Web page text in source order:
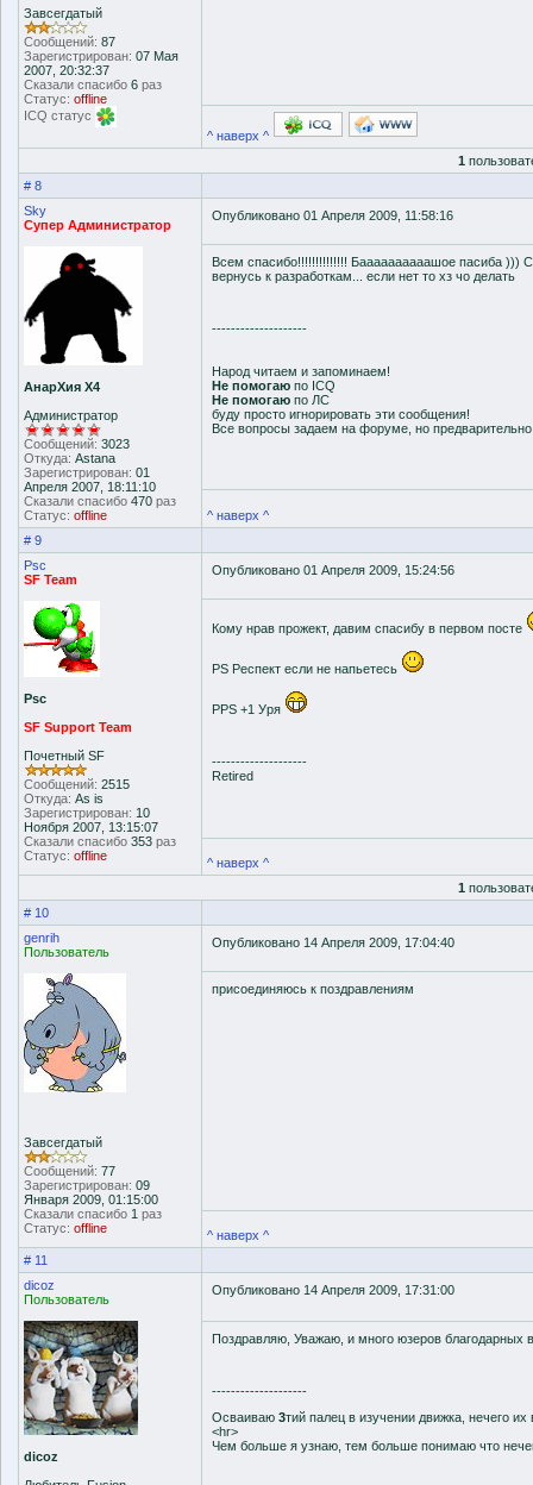
Завсегдатый
Сообщений: 87
Зарегистрирован: 07 Мая
2007, 20:32:37
Сказали спасибо 6 раз
Статус: offline
ICQ статус
^ наверх ^
1
# 8
Sky
Супер Администратор
АнарХия Х4
Администратор
Сообщений: 3023
Откуда: Astana
Зарегистрирован: 01
Апреля 2007, 18:11:10
Сказали спасибо 470 раз
Статус: offline
Опубликовано 01 Апреля 2009, 11:58:16
Всем спасибо!!!!!!!!!!!!!! Баааааааааашое пасиба )))
вернусь к разработкам... если нет то хз чо делать
--------------------
Народ читаем и запоминаем!
Не помогаю по ICQ
Не помогаю по ЛС
буду просто игнорировать эти сообщения!
Все вопросы задаем на форуме, но
^ наверх ^
# 9
Psc
SF Team
Psc
SF Support Team
Почетный SF
Сообщений: 2515
Откуда: As is
Зарегистрирован: 10
Ноября 2007, 13:15:07
Сказали спасибо 353 раз
Статус: offline
Опубликовано 01 Апреля 2009, 15:24:56
Кому нрав прожект, давим спасибу в первом посте
PS Респект если не напьетесь
PPS +1 Уря
--------------------
Retired
^ наверх ^
1
# 10
genrih
Пользователь
Завсегдатый
Сообщений: 77
Зарегистрирован: 09
Января 2009, 01:15:00
Сказали спасибо 1 раз
Статус: offline
Опубликовано 14 Апреля 2009, 17:04:40
присоединяюсь к поздравлениям
^ наверх ^
# 11
dicoz
Пользователь
dicoz
Опубликовано 14 Апреля 2009, 17:31:00
Поздравляю, Уважаю, и много юзеров благодарных
--------------------
Осваиваю 3тий палец в изучении движка, нечего их
<hr>
Чем больше я узнаю, тем больше понимаю что